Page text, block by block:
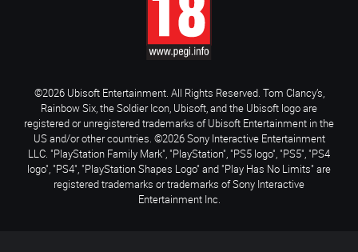
©2026 Ubisoft Entertainment. All Rights Reserved. Tom Clancy’s,
Rainbow Six, the Soldier Icon, Ubisoft, and the Ubisoft logo are
registered or unregistered trademarks of Ubisoft Entertainment in the
US and/or other countries. ©2026 Sony Interactive Entertainment
LLC. "PlayStation Family Mark", "PlayStation", "PS5 logo", "PS5", "PS4
logo", "PS4", "PlayStation Shapes Logo" and "Play Has No Limits" are
registered trademarks or trademarks of Sony Interactive
Entertainment Inc.